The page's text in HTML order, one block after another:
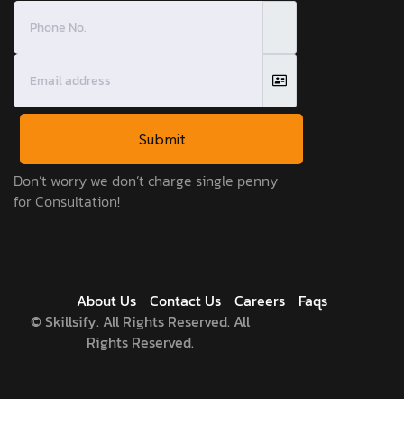
Submit
Don’t worry we don’t charge single penny
for Consultation!
©Skillsify. All Rights Reserved. All
Rights Reserved.
About Us Contact Us Careers Faqs